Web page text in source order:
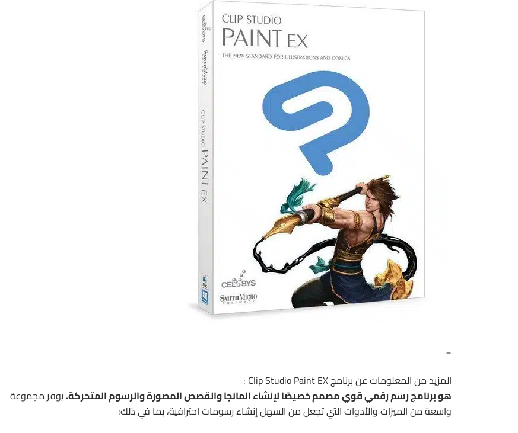
_
المزيد من المعلومات عن برنامج Clip Studio Paint EX :
هو برنامج رسم رقمي قوي مصمم خصيصًا لإنشاء المانجا والقصص المصورة والرسوم المتحركة.يوفر مجموعة
واسعة من الميزات والأدوات التي تجعل من السهل إنشاء رسومات احترافية، بما في ذلك: